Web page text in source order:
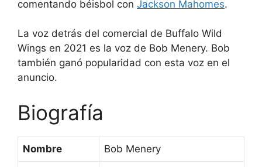
comentando béisbol con Jackson Mahomes.
La voz detrás del comercial de Buffalo Wild
Wings en 2021 es la voz de Bob Menery. Bob
también ganó popularidad con esta voz en el
anuncio.
Biografía
Nombre Bob Menery